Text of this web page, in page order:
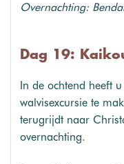
Overnachting:
Dag 19:
In de ochtend heeft
walvisexcursie te
terugrijdt naar
overnachting.